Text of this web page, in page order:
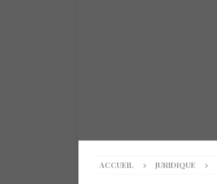
ACCUEIL JURIDIQUE